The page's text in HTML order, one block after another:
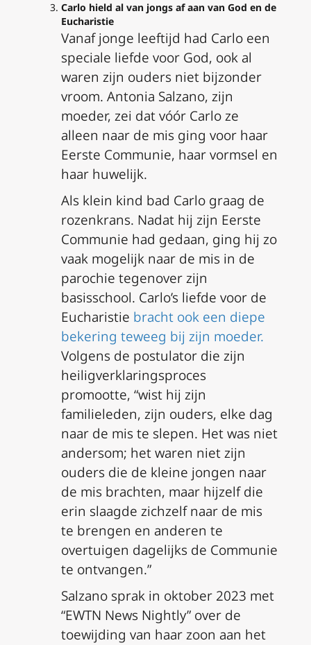
Carlo hield al van jongs af aan van God en de
Eucharistie
Vanaf jonge leeftijd had Carlo een
speciale liefde voor God, ook al
waren zijn ouders niet bijzonder
vroom. Antonia Salzano, zijn
moeder, zei dat vóór Carlo ze
alleen naar de mis ging voor haar
Eerste Communie, haar vormsel en
haar huwelijk.
Als klein kind bad Carlo graag de
rozenkrans. Nadat hij zijn Eerste
Communie had gedaan, ging hij zo
vaak mogelijk naar de mis in de
parochie tegenover zijn
basisschool. Carlo’s liefde voor de
Eucharistie bracht ook een diepe
bekering teweeg bij zijn moeder.
Volgens de postulator die zijn
heiligverklaringsproces
promootte, “wist hij zijn
familieleden, zijn ouders, elke dag
naar de mis te slepen. Het was niet
andersom; het waren niet zijn
ouders die de kleine jongen naar
de mis brachten, maar hijzelf die
erin slaagde zichzelf naar de mis
te brengen en anderen te
overtuigen dagelijks de Communie
te ontvangen.”
Salzano sprak in oktober 2023 met
“EWTN News Nightly” over de
toewijding van haar zoon aan het